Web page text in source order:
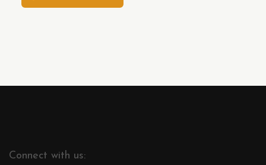
Connect with us: